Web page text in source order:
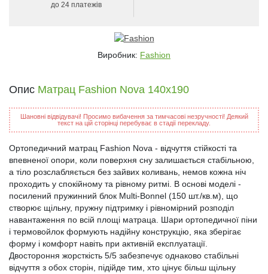
до 24 платежів
Виробник: Fashion
Опис Матрац Fashion Nova 140x190
Шановні відвідувачі! Просимо вибачення за тимчасові незручності! Деякий
текст на цій сторінці перебуває в стадії перекладу.
Ортопедичний матрац Fashion Nova - відчуття стійкості та
впевненої опори, коли поверхня сну залишається стабільною,
а тіло розслабляється без зайвих коливань, немов кожна ніч
проходить у спокійному та рівному ритмі. В основі моделі -
посилений пружинний блок Multi-Bonnel (150 шт./кв.м), що
створює щільну, пружну підтримку і рівномірний розподіл
навантаження по всій площі матраца. Шари ортопедичної піни
і термовойлок формують надійну конструкцію, яка зберігає
форму і комфорт навіть при активній експлуатації.
Двостороння жорсткість 5/5 забезпечує однаково стабільні
відчуття з обох сторін, підійде тим, хто цінує більш щільну